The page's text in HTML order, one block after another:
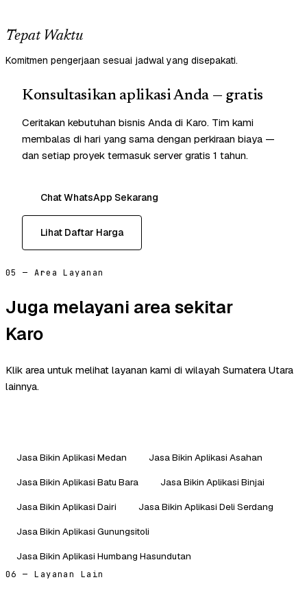
Tepat Waktu
Komitmen pengerjaan sesuai jadwal yang disepakati.
Konsultasikan aplikasi Anda — gratis
Ceritakan kebutuhan bisnis Anda di Karo. Tim kami
membalas di hari yang sama dengan perkiraan biaya —
dan setiap proyek termasuk server gratis 1 tahun.
Chat WhatsApp Sekarang
Lihat Daftar Harga
05 — Area Layanan
Juga melayani area sekitar
Karo
Klik area untuk melihat layanan kami di wilayah Sumatera Utara
lainnya.
Jasa Bikin Aplikasi Medan
Jasa Bikin Aplikasi Asahan
Jasa Bikin Aplikasi Batu Bara
Jasa Bikin Aplikasi Binjai
Jasa Bikin Aplikasi Dairi
Jasa Bikin Aplikasi Deli Serdang
Jasa Bikin Aplikasi Gunungsitoli
Jasa Bikin Aplikasi Humbang Hasundutan
06 — Layanan Lain